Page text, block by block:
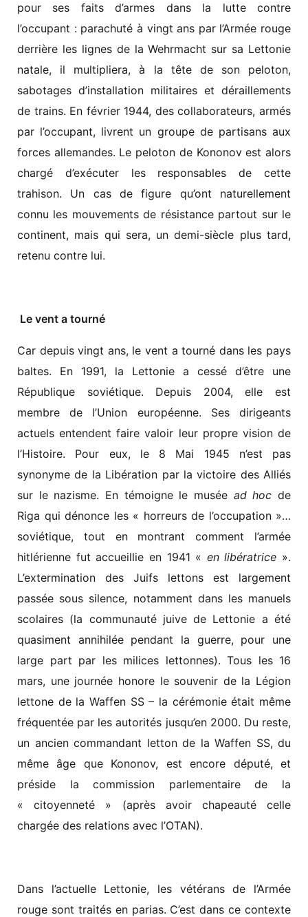
pour ses faits d’armes dans la lutte contre
l’occupant : parachuté à vingt ans par l’Armée rouge
derrière les lignes de la Wehrmacht sur sa Lettonie
natale, il multipliera, à la tête de son peloton,
sabotages d’installation militaires et déraillements
de trains. En février 1944, des collaborateurs, armés
par l’occupant, livrent un groupe de partisans aux
forces allemandes. Le peloton de Kononov est alors
chargé d’exécuter les responsables de cette
trahison. Un cas de figure qu’ont naturellement
connu les mouvements de résistance partout sur le
continent, mais qui sera, un demi-siècle plus tard,
retenu contre lui.
Le vent a tourné
Car depuis vingt ans, le vent a tourné dans les pays
baltes. En 1991, la Lettonie a cessé d’être une
République soviétique. Depuis 2004, elle est
membre de l’Union européenne. Ses dirigeants
actuels entendent faire valoir leur propre vision de
l’Histoire. Pour eux, le 8 Mai 1945 n’est pas
synonyme de la Libération par la victoire des Alliés
sur le nazisme. En témoigne le musée ad hoc de
Riga qui dénonce les « horreurs de l’occupation »…
soviétique, tout en montrant comment l’armée
hitlérienne fut accueillie en 1941 « en libératrice ».
L’extermination des Juifs lettons est largement
passée sous silence, notamment dans les manuels
scolaires (la communauté juive de Lettonie a été
quasiment annihilée pendant la guerre, pour une
large part par les milices lettonnes). Tous les 16
mars, une journée honore le souvenir de la Légion
lettone de la Waffen SS – la cérémonie était même
fréquentée par les autorités jusqu’en 2000. Du reste,
un ancien commandant letton de la Waffen SS, du
même âge que Kononov, est encore député, et
préside la commission parlementaire de la
« citoyenneté » (après avoir chapeauté celle
chargée des relations avec l’OTAN).
Dans l’actuelle Lettonie, les vétérans de l’Armée
rouge sont traités en parias. C’est dans ce contexte